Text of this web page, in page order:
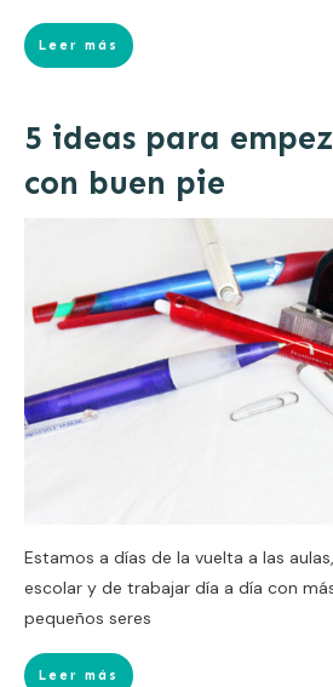
Leer más
5 ideas para
con buen pie
Estamos a días de la vuelta a las
escolar y de trabajar día a día con
pequeños seres
Leer más